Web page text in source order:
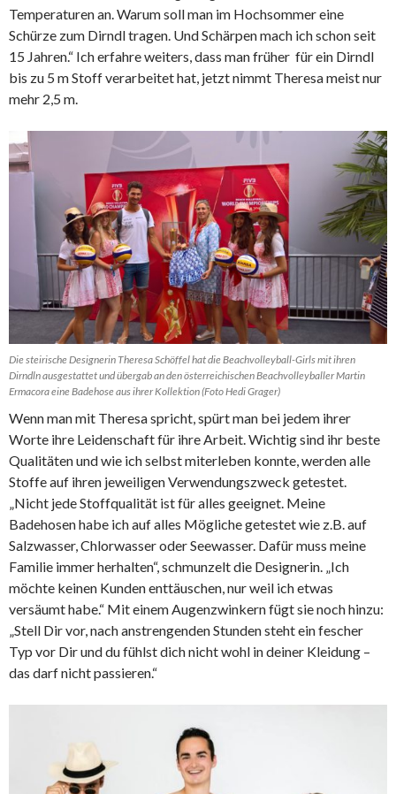
Temperaturen an. Warum soll man im Hochsommer eine
Schürze zum Dirndl tragen. Und Schärpen mach ich schon seit
15 Jahren.“ Ich erfahre weiters, dass man früher für ein Dirndl
bis zu 5 m Stoff verarbeitet hat, jetzt nimmt Theresa meist nur
mehr 2,5 m.
Die steirische Designerin Theresa Schöffel hat die Beachvolleyball-Girls mit ihren
Dirndln ausgestattet und übergab an den österreichischen Beachvolleyballer Martin
Ermacora eine Badehose aus ihrer Kollektion (Foto Hedi Grager)
Wenn man mit Theresa spricht, spürt man bei jedem ihrer
Worte ihre Leidenschaft für ihre Arbeit. Wichtig sind ihr beste
Qualitäten und wie ich selbst miterleben konnte, werden alle
Stoffe auf ihren jeweiligen Verwendungszweck getestet.
„Nicht jede Stoffqualität ist für alles geeignet. Meine
Badehosen habe ich auf alles Mögliche getestet wie z.B. auf
Salzwasser, Chlorwasser oder Seewasser. Dafür muss meine
Familie immer herhalten“, schmunzelt die Designerin. „Ich
möchte keinen Kunden enttäuschen, nur weil ich etwas
versäumt habe.“ Mit einem Augenzwinkern fügt sie noch hinzu:
„Stell Dir vor, nach anstrengenden Stunden steht ein fescher
Typ vor Dir und du fühlst dich nicht wohl in deiner Kleidung –
das darf nicht passieren.“